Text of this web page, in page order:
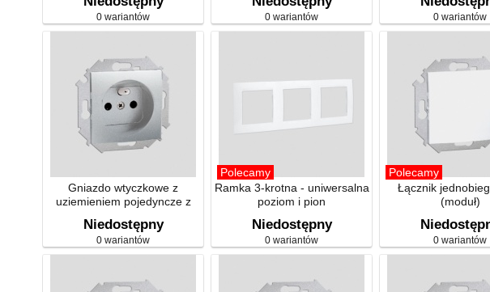
0 wariantów 0 wariantów 0 wariantów
Gniazdo wtyczkowe z
uziemieniem pojedyncze z
(moduł)
Niedostępny
0 wariantów
Polecamy
Ramka 3-krotna - uniwersalna
poziom i pion
Niedostępny
0 wariantów
Polecamy
Łącznik
(moduł)
0 wariantów